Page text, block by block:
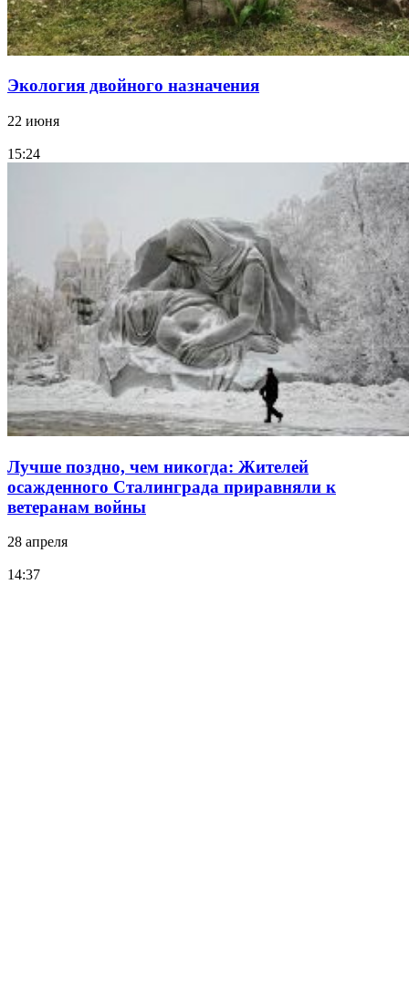
Экология двойного назначения
22 июня
15:24
Лучше поздно, чем никогда: Жителей
осажденного Сталинграда приравняли к
ветеранам войны
28 апреля
14:37